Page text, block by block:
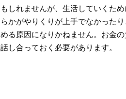
もしれませんが、生活していくた
らかがやりくりが上手でなかった
める原因になりかねません。お金
話し合っておく必要があります。